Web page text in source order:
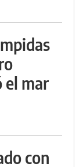
el mar
con